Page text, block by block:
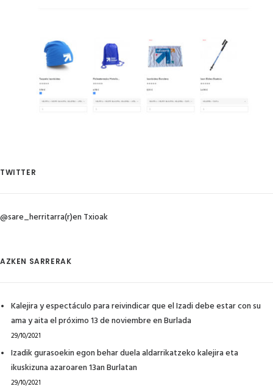
TWITTER
@sare_herritarra(r)en Txioak
AZKEN SARRERAK
Kalejira y espectáculo para reivindicar que el Izadi debe estar con su
ama y aita el próximo 13 de noviembre en Burlada
29/10/2021
Izadik gurasoekin egon behar duela aldarrikatzeko kalejira eta
ikuskizuna azaroaren 13an Burlatan
29/10/2021